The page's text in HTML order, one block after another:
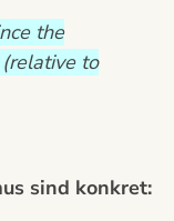
the
to
sind konkret: